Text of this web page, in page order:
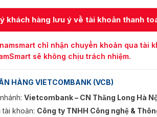
khách hàng lưu ý về tài khoản thanh
chỉ nhận chuyển khoản qua tài
sẽ không chịu trách nhiệm.
HÀNG VIETCOMBANK (VCB)
Vietcombank – CN Thăng Long Hà
tài khoản: Công ty TNHH Công nghệ &